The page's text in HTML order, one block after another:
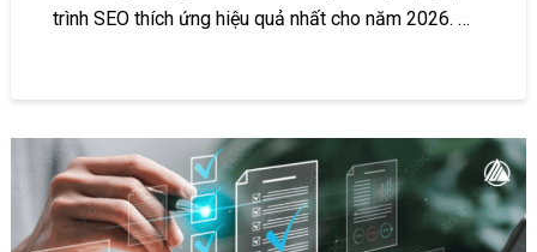
trình SEO thích ứng hiệu quả nhất cho năm 2026. …